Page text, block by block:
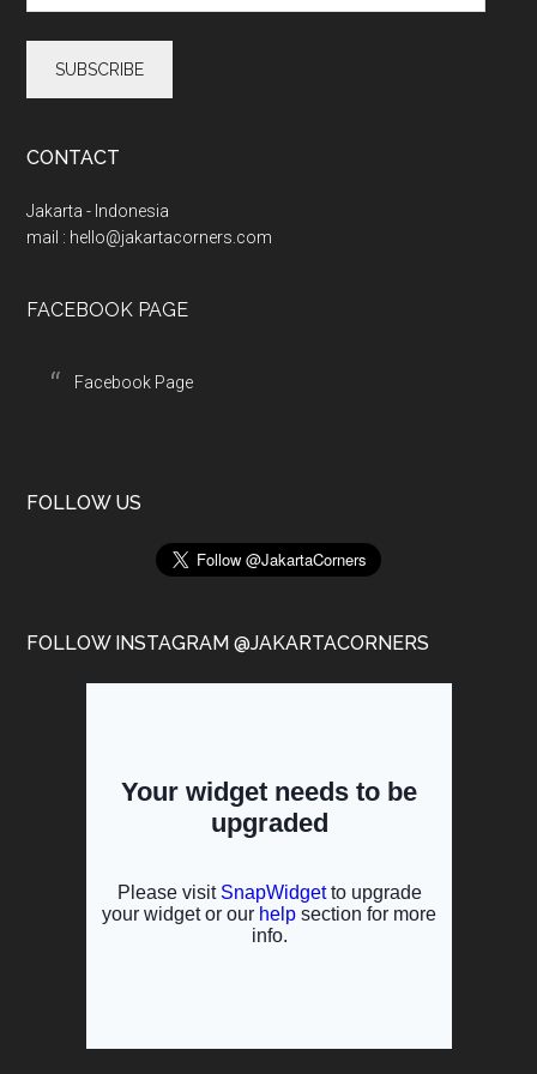
a
i
A
d
e
CONTACT
Jakarta - Indonesia
mail : hello@jakartacorners.com
FACEBOOK PAGE
Facebook Page
FOLLOW US
FOLLOW INSTAGRAM @JAKARTACORNERS